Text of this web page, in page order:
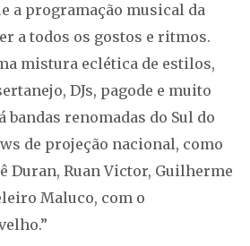
a programação musical da
a todos os gostos e ritmos.
mistura eclética de estilos,
DJs, pagode e muito
bandas renomadas do Sul do
de projeção nacional, como
Duran, Ruan Victor, Guilherme
Maluco, com o